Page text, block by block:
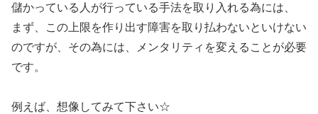
儲かっている人が行っている手法を取り入れる為には、
まず、この上限を作り出す障害を取り払わないといけない
のですが、その為には、メンタリティを変えることが必要
です。
例えば、想像してみて下さい☆